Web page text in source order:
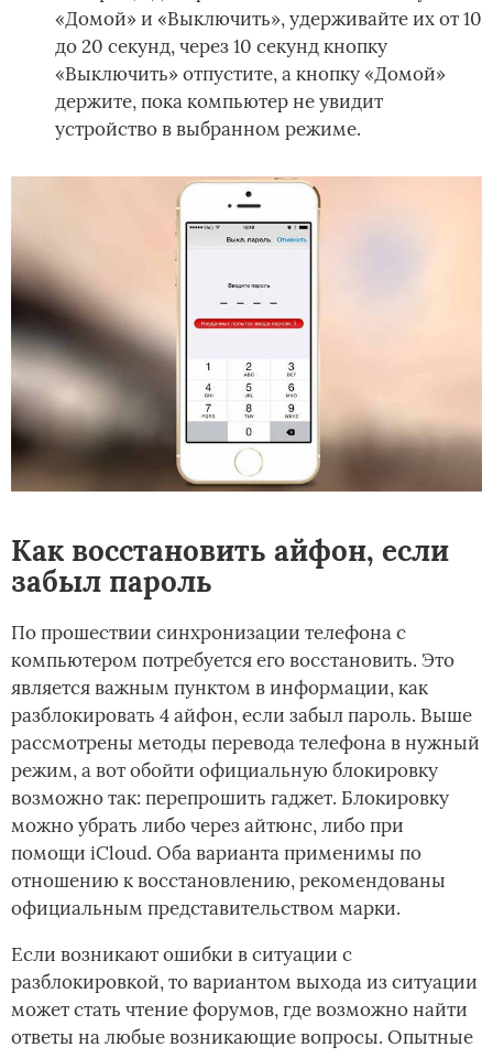
«Домой» и «Выключить», удерживайте их от 10
до 20 секунд, через 10 секунд кнопку
«Выключить» отпустите, а кнопку «Домой»
держите, пока компьютер не увидит
устройство в выбранном режиме.
Как восстановить айфон, если
забыл пароль
По прошествии синхронизации телефона с
компьютером потребуется его восстановить. Это
является важным пунктом в информации, как
разблокировать 4 айфон, если забыл пароль. Выше
рассмотрены методы перевода телефона в нужный
режим, а вот обойти официальную блокировку
возможно так: перепрошить гаджет. Блокировку
можно убрать либо через айтюнс, либо при
помощи iСloud. Оба варианта применимы по
отношению к восстановлению, рекомендованы
официальным представительством марки.
Если возникают ошибки в ситуации с
разблокировкой, то вариантом выхода из ситуации
может стать чтение форумов, где возможно найти
ответы на любые возникающие вопросы. Опытные